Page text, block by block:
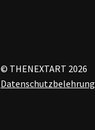
© THENEXTART 2026
Datenschutzbelehrung